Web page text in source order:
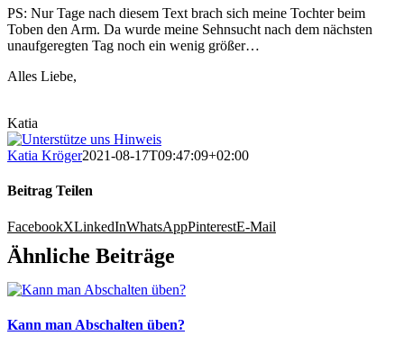
PS: Nur Tage nach diesem Text brach sich meine Tochter beim
Toben den Arm. Da wurde meine Sehnsucht nach dem nächsten
unaufgeregten Tag noch ein wenig größer…
Alles Liebe,
Katia
Katia Kröger2021-08-17T09:47:09+02:00
Beitrag Teilen
FacebookXLinkedInWhatsAppPinterestE-Mail
Ähnliche Beiträge
Kann man Abschalten üben?